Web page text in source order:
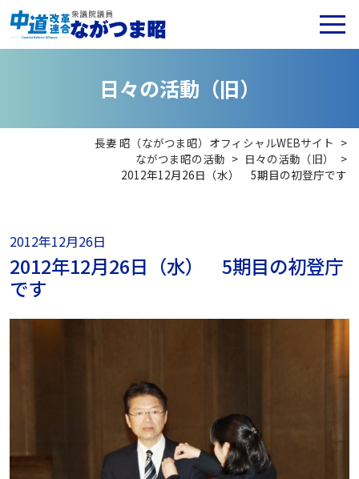
日々の活動 （旧）
長妻 昭（ながつま昭）オフィシャルWEBサイト >
ながつま昭の活動 > 日々の活動（旧）
>
2012年12月26日（水） 5期目の初登庁です
2012年12月26日
2012年12月26日（水） 5期目の初登庁
です